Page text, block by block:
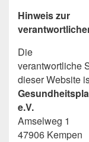
Hinweis zur
Die
verantwortliche
dieser Website
e.V.
Amselweg 1
47906 Kempen